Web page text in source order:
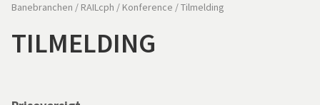
Banebranchen / RAILcph / Konference /Tilmelding
TILMELDING